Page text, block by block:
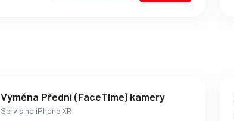
Výměna Přední (FaceTime) kamery
Servis na iPhone XR